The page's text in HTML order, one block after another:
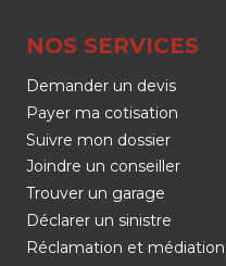
NOS SERVICES
Demander un devis
Payer ma cotisation
Suivre mon dossier
Joindre un conseiller
Trouver un garage
Déclarer un sinistre
Réclamation et médiation